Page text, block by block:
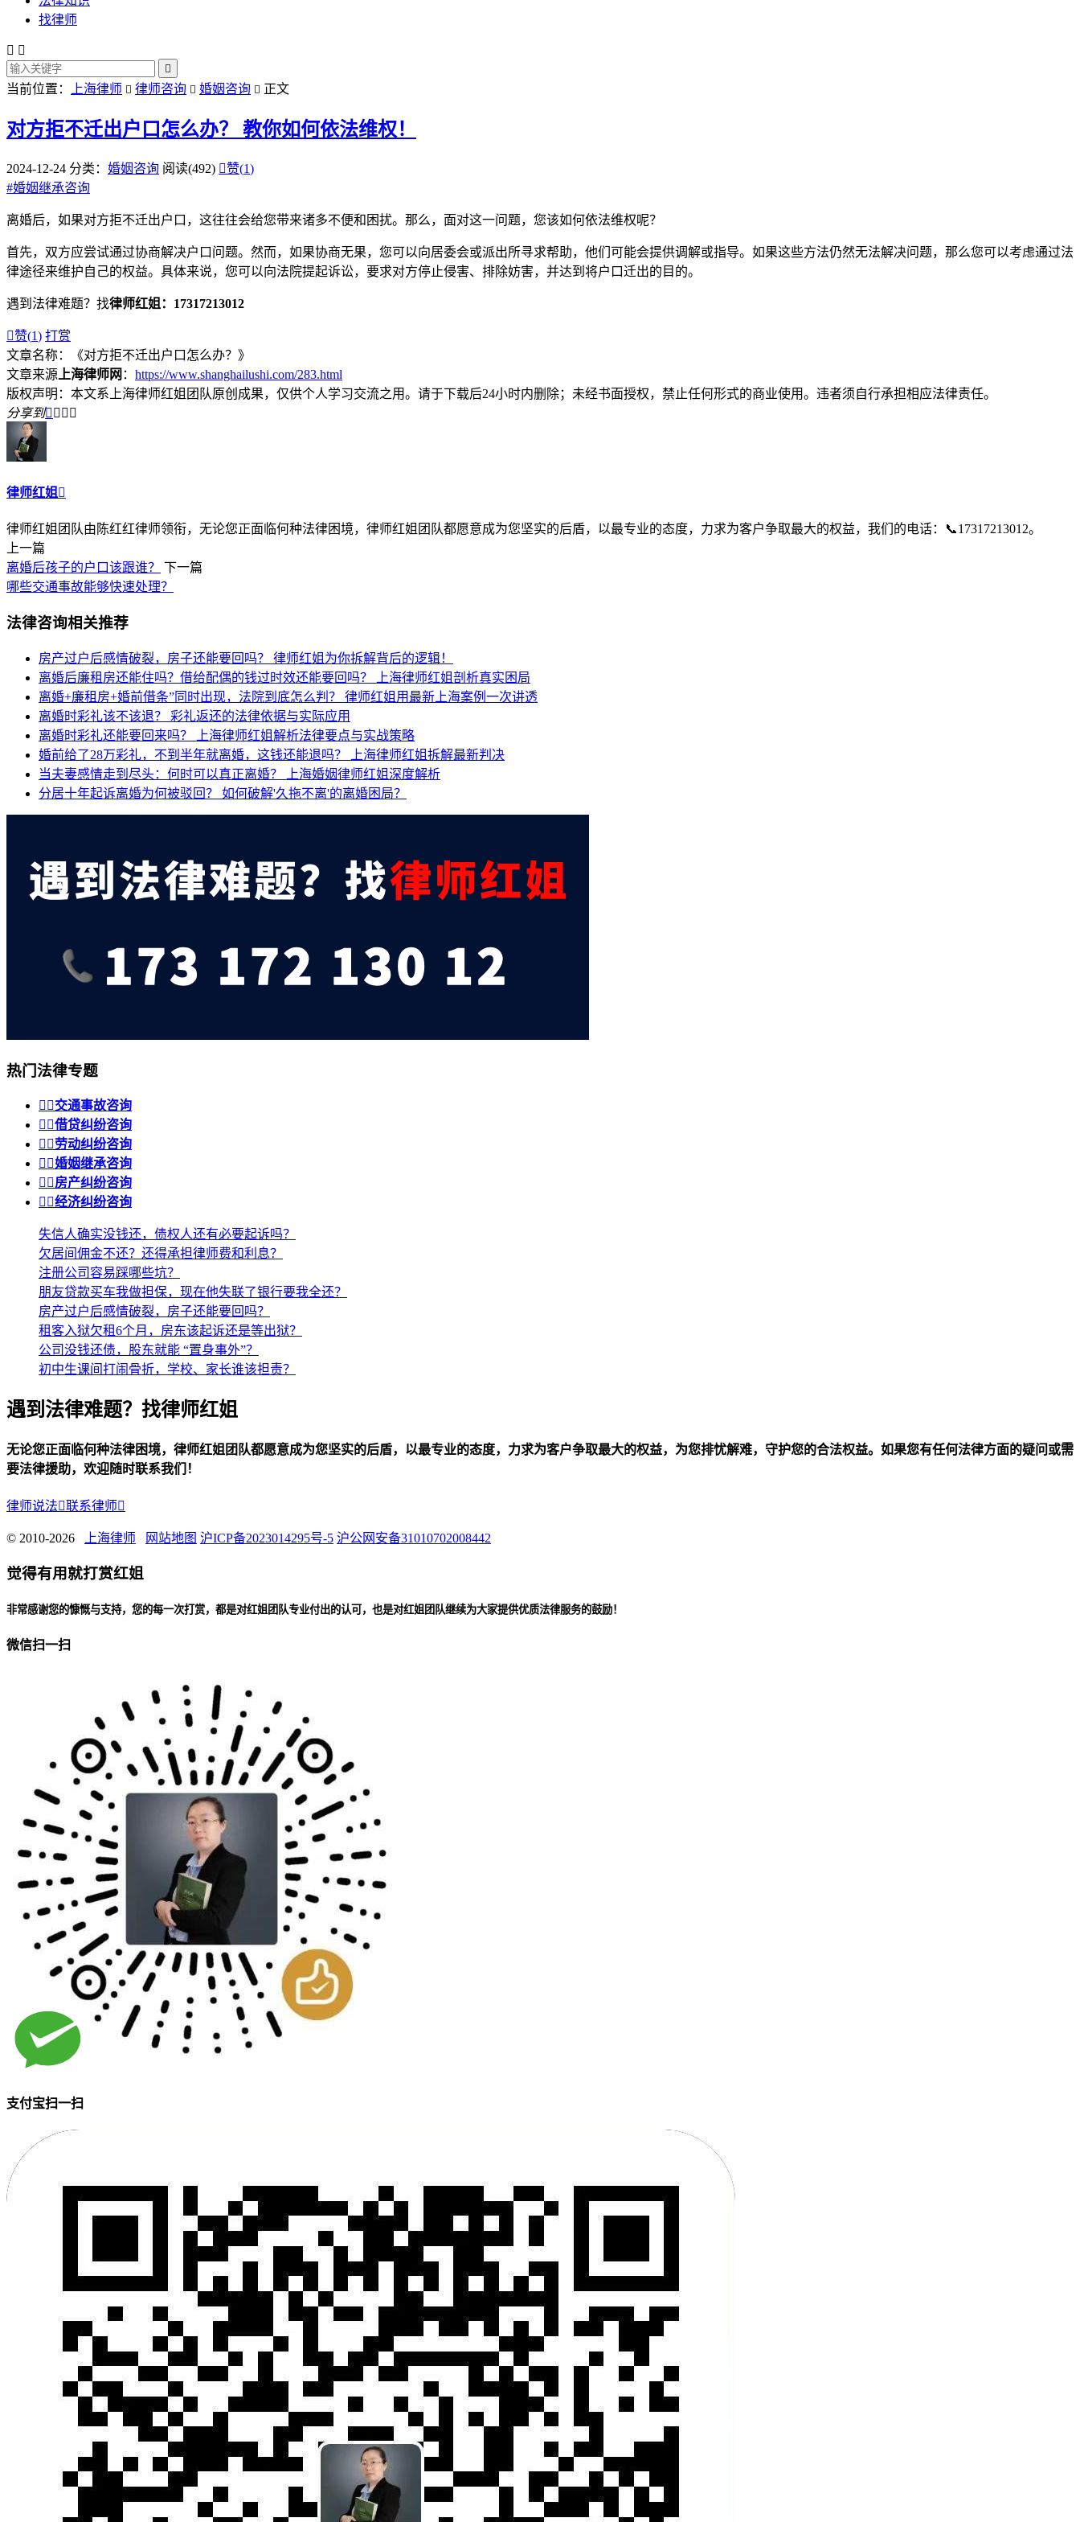
找律师
 

当前位置： 上海律师  律师咨询  婚姻咨询  正文
对方拒不迁出户口怎么办？ 教你如何依法维权！
2024-12-24 分类： 婚姻咨询 阅读(492) 赞(1)
#婚姻继承咨询
离婚后，如果对方拒不迁出户口，这往往会给您带来诸多不便和困扰。那么，面对这一问题，您该如何依法维权呢？
首先，双方应尝试通过协商解决户口问题。然而，如果协商无果，您可以向居委会或派出所寻求帮助，他们可能会提供调解或指导。如果这些方法仍然无法解决问题，那么您可以考虑通过法
律途径来维护自己的权益。具体来说，您可以向法院提起诉讼，要求对方停止侵害、排除妨害，并达到将户口迁出的目的。
遇到法律难题？找律师红姐：17317213012
赞(1) 打赏
文章名称：《对方拒不迁出户口怎么办？》
文章来源 上海律师网 ： https://www.shanghailushi.com/283.html
版权声明：本文系上海律师红姐团队原创成果，仅供个人学习交流之用。请于下载后24小时内删除；未经书面授权，禁止任何形式的商业使用。违者须自行承担相应法律责任。
分享到   
律师红姐 
律师红姐团队由陈红红律师领衔，无论您正面临何种法律困境，律师红姐团队都愿意成为您坚实的后盾，以最专业的态度，力求为客户争取最大的权益，我们的电话：📞17317213012。
上一篇
离婚后孩子的户口该跟谁？
下一篇
哪些交通事故能够快速处理？
法律咨询相关推荐
房产过户后感情破裂，房子还能要回吗？ 律师红姐为你拆解背后的逻辑！
离婚后廉租房还能住吗？借给配偶的钱过时效还能要回吗？
上海律师红姐剖析真实困局​​
离婚+廉租房+婚前借条”同时出现，法院到底怎么判？ 律师红姐用最新上海案例一次讲透
离婚时彩礼该不该退？ 彩礼返还的法律依据与实际应用
离婚时彩礼还能要回来吗？
上海律师红姐解析法律要点与实战策略
婚前给了28万彩礼，不到半年就离婚，这钱还能退吗？
上海律师红姐拆解最新判决
当夫妻感情走到尽头：何时可以真正离婚？
上海婚姻律师红姐深度解析
分居十年起诉离婚为何被驳回？ 如何破解'久拖不离'的离婚困局？
热门法律专题
 交通事故咨询
 借贷纠纷咨询
 劳动纠纷咨询
 婚姻继承咨询
 房产纠纷咨询
 经济纠纷咨询
失信人确实没钱还，债权人还有必要起诉吗？
欠居间佣金不还？还得承担律师费和利息？
注册公司容易踩哪些坑？
朋友贷款买车我做担保，现在他失联了银行要我全还？
房产过户后感情破裂，房子还能要回吗？
租客入狱欠租6个月，房东该起诉还是等出狱？
公司没钱还债，股东就能 “置身事外”？
初中生课间打闹骨折，学校、家长谁该担责？
遇到法律难题？找律师红姐
无论您正面临何种法律困境，律师红姐团队都愿意成为您坚实的后盾，以最专业的态度，力求为客户争取最大的权益，为您排忧解难，守护您的合法权益。如果您有任何法律方面的疑问或需
要法律援助，欢迎随时联系我们！
律师说法联系律师
© 2010-2026 上海律师 网站地图 沪ICP备2023014295号-5 沪公网安备31010702008442
觉得有用就打赏红姐
非常感谢您的慷慨与支持，您的每一次打赏，都是对红姐团队专业付出的认可，也是对红姐团队继续为大家提供优质法律服务的鼓励！
微信扫一扫
支付宝扫一扫